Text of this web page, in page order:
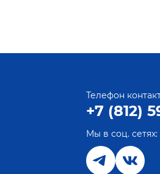
Телефон
+7 (812)
Мы в соц. сетях: